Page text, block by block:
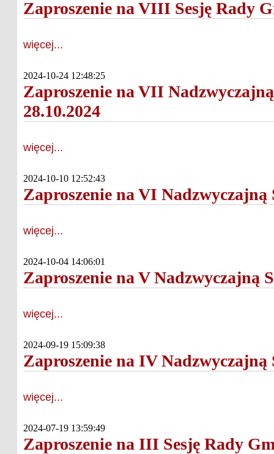
Zaproszenie na VIII Sesję Rady
więcej...
2024-10-24 12:48:25
Zaproszenie na VII
28.10.2024
więcej...
2024-10-10 12:52:43
Zaproszenie na VI Nadzwyczajną
więcej...
2024-10-04 14:06:01
Zaproszenie na V Nadzwyczajną
więcej...
2024-09-19 15:09:38
Zaproszenie na IV Nadzwyczajną
więcej...
2024-07-19 13:59:49
Zaproszenie na III Sesję Rady